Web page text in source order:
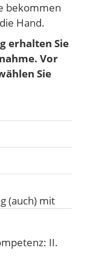
bekommen
Hand.
erhalten Sie
Vor
Sie
(auch) mit
II.